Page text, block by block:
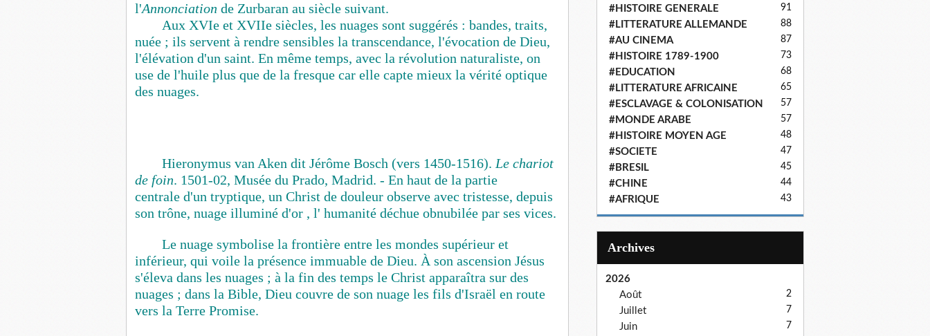
l'Annonciation de Zurbaran au siècle suivant.
Aux XVIeet XVIIesiècles, les nuages sont suggérés : bandes, traits,
nuée ; ils servent à rendre sensibles la transcendance, l'évocation de Dieu,
l'élévation d'un saint. En même temps, avec la révolution naturaliste, on
use de l'huile plus que de la fresque car elle capte mieux la vérité optique
des nuages.
Hieronymus van Aken dit Jérôme Bosch (vers 1450-1516). Le chariot
de foin. 1501-02, Musée du Prado, Madrid. - En haut de la partie
centrale d'un tryptique, un Christ de douleur observe avec tristesse, depuis
son trône, nuage illuminé d'or , l' humanité déchue obnubilée par ses vices.
Le nuage symbolise la frontière entre les mondes supérieur et
inférieur, qui voile la présence immuable de Dieu. À son ascension Jésus
s'éleva dans les nuages ; à la fin des temps le Christ apparaîtra sur des
nuages ; dans la Bible, Dieu couvre de son nuage les fils d'Israël en route
vers la Terre Promise.
#HISTOIRE GENERALE 91
#LITTERATURE ALLEMANDE 88
#AU CINEMA 87
#HISTOIRE 1789-1900 73
#EDUCATION 68
#LITTERATURE AFRICAINE 65
#ESCLAVAGE & COLONISATION 57
#MONDE ARABE 57
#HISTOIRE MOYEN AGE 48
#SOCIETE 47
#BRESIL 45
#CHINE 44
#AFRIQUE 43
Archives
2026
Août
2
Juillet 7
Juin 7